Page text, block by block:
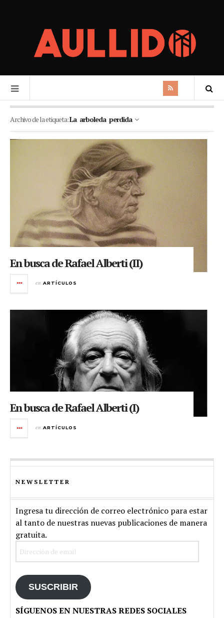
Archivo de la etiqueta:La arboleda perdida
En busca de Rafael Alberti (II)
en ARTÍCULOS
En busca de Rafael Alberti (I)
en ARTÍCULOS
NEWSLETTER
Ingresa tu dirección de correo electrónico para estar
al tanto de nuestras nuevas publicaciones de manera
gratuita.
SUSCRIBIR
SÍGUENOS EN NUESTRAS REDES SOCIALES